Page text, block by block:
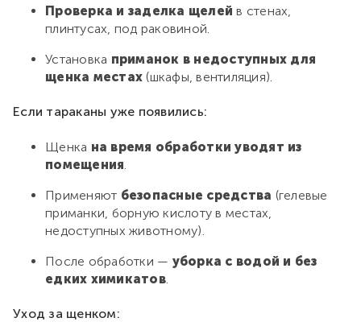
Проверка и заделка щелей в стенах,
плинтусах, под раковиной.
Установка приманок в недоступных для
щенка местах (шкафы, вентиляция).
Если тараканы уже появились:
Щенка на время обработки уводят из
помещения
Применяют безопасные средства (гелевые
приманки, борную кислоту в местах,
недоступных животному).
После обработки — уборка с водой и без
едких химикатов.
Уход за щенком: